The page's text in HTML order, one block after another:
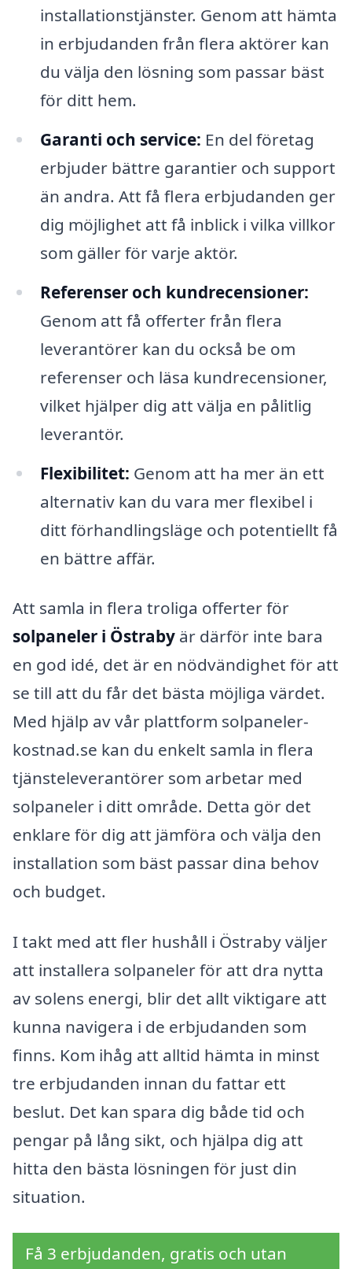
installationstjänster. Genom att hämta
in erbjudanden från flera aktörer kan
du välja den lösning som passar bäst
för ditt hem.
Garanti och service: En del företag
erbjuder bättre garantier och support
än andra. Att få flera erbjudanden ger
dig möjlighet att få inblick i vilka villkor
som gäller för varje aktör.
Referenser och kundrecensioner:
Genom att få offerter från flera
leverantörer kan du också be om
referenser och läsa kundrecensioner,
vilket hjälper dig att välja en pålitlig
leverantör.
Flexibilitet: Genom att ha mer än ett
alternativ kan du vara mer flexibel i
ditt förhandlingsläge och potentiellt få
en bättre affär.
Att samla in flera troliga offerter för
solpaneler i Östraby är därför inte bara
en god idé, det är en nödvändighet för att
se till att du får det bästa möjliga värdet.
Med hjälp av vår plattform solpaneler-
kostnad.se kan du enkelt samla in flera
tjänsteleverantörer som arbetar med
solpaneler i ditt område. Detta gör det
enklare för dig att jämföra och välja den
installation som bäst passar dina behov
och budget.
I takt med att fler hushåll i Östraby väljer
att installera solpaneler för att dra nytta
av solens energi, blir det allt viktigare att
kunna navigera i de erbjudanden som
finns. Kom ihåg att alltid hämta in minst
tre erbjudanden innan du fattar ett
beslut. Det kan spara dig både tid och
pengar på lång sikt, och hjälpa dig att
hitta den bästa lösningen för just din
situation.
Få 3 erbjudanden, gratis och utan